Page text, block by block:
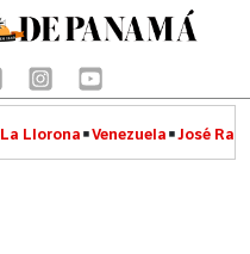
La Llorona Venezuela José